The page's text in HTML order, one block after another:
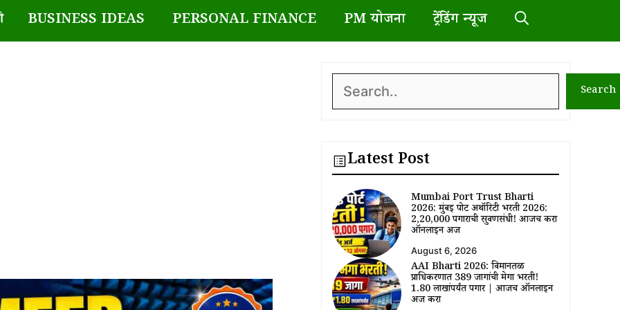
BUSINESS IDEAS PERSONAL FINANCE PM योजना ट्रेंडिंग न्यूज
Search Search
Latest Post
Mumbai Port Trust Bharti
2026: मुंबई पोर्ट अथॉरिटी भरती 2026:
₹2,20,000 पगाराची सुवर्णसंधी! आजच करा
ऑनलाईन अर्ज
August 6, 2026
AAI Bharti 2026: विमानतळ
प्राधिकरणात 389 जागांची मेगा भरती!
₹1.80 लाखांपर्यंत पगार | आजच ऑनलाईन
अर्ज करा